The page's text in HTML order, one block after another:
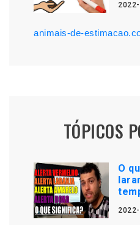
animais-de-
TÓPICOS
O